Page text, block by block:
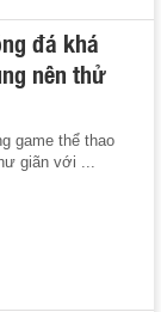
đá khá
nên thử
game thể thao
giãn với ...